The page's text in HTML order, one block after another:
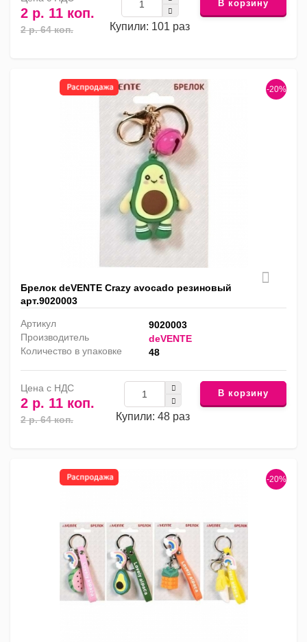
2 р. 11 коп.
2 р. 64 коп. Купили: 101 раз
В корзину
-20%
Брелок deVENTE Crazy avocado резиновый
арт.9020003
Артикул
9020003
Производитель
deVENTE
Количество в упаковке
48
Цена с НДС
2 р. 11 коп.
2 р. 64 коп. Купили: 48 раз
В корзину
-20%